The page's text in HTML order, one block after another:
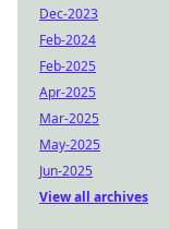
Dec-2023
Feb-2024
Feb-2025
Apr-2025
Mar-2025
May-2025
Jun-2025
View all archives